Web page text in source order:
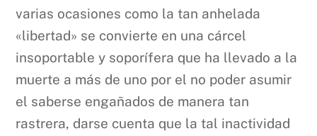
varias ocasiones como la tan anhelada
«libertad» se convierte en una cárcel
insoportable y soporífera que ha llevado a la
muerte a más de uno por el no poder asumir
el saberse engañados de manera tan
rastrera, darse cuenta que la tal inactividad